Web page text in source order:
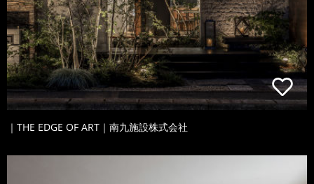
｜THE EDGE OF ART｜南九施設株式会社